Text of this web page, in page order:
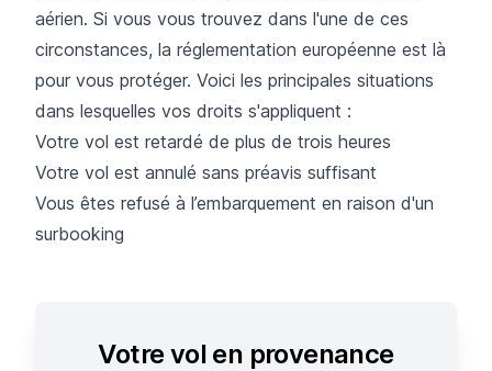
aérien. Si vous vous trouvez dans l'une de ces
circonstances, la réglementation européenne est là
pour vous protéger. Voici les principales situations
dans lesquelles vos droits s'appliquent :
Votre vol est retardé de plus de trois heures
Votre vol est annulé sans préavis suffisant
Vous êtes refusé à l’embarquement en raison d'un
surbooking
Votre vol en provenance